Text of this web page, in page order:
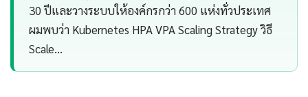
30 ปีและวางระบบให้องค์กรกว่า 600 แห่งทั่วประเทศ
ผมพบว่า Kubernetes HPA VPA Scaling Strategy วิธี
Scale…